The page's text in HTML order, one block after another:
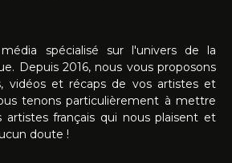
spécialisé sur l'univers de la
Depuis 2016, nous vous proposons
vidéos et récaps de vos artistes et
tenons particulièrement à mettre
artistes français qui nous plaisent et
doute !